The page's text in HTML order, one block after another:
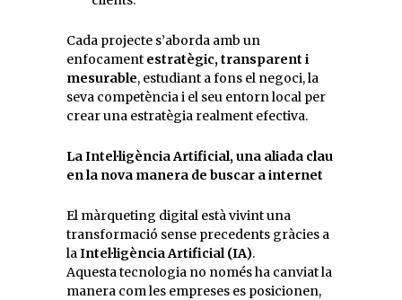
Cada projecte s’aborda amb un
enfocament estratègic, transparent i
mesurable, estudiant a fons el negoci, la
seva competència i el seu entorn local per
crear una estratègia realment efectiva.
La Intel·ligència Artificial, una aliada clau
en la nova manera de buscar a internet
El màrqueting digital està vivint una
transformació sense precedents gràcies a
laIntel·ligència Artificial (IA).
Aquesta tecnologia no només ha canviat la
manera com les empreses es posicionen,